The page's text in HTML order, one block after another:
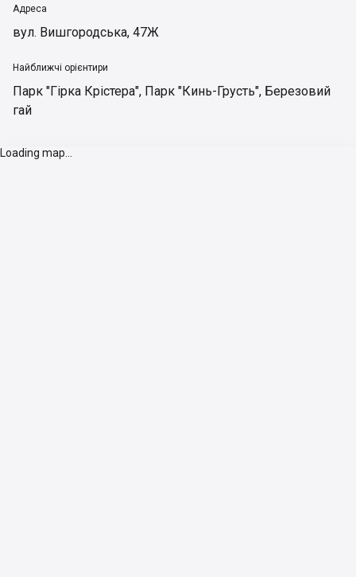
Адреса
вул. Вишгородська, 47Ж
Найближчі орієнтири
Парк "Гірка Крістера", Парк "Кинь-Грусть", Березовий
гай
Loading map...